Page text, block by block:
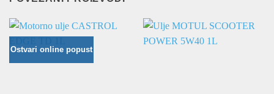
Ostvari online popust